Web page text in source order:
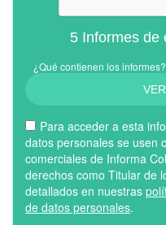
5 Informes de
¿Qué contienen los
Para acceder a esta
datos personales se usen
comerciales de Informa
derechos como Titular de
detallados en nuestras
de datos personales.